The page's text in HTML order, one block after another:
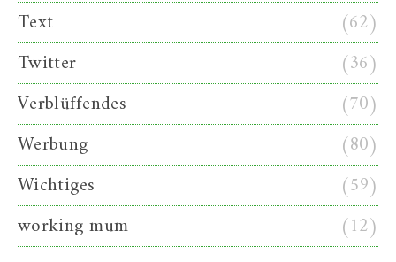
Text
(62)
Twitter
(36)
Verblüffendes
(70)
Werbung
(80)
Wichtiges
(59)
working mum
(12)